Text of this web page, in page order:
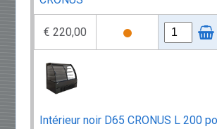
€ 220,00
Intérieur noir D65 CRONUS L 200